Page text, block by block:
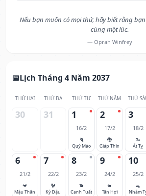
Nếu bạn muốn có mọi thứ, hãy biết rằng
cùng một lúc.
— Oprah Winfrey
Lịch Tháng 4 Năm 2037
THỨ HAI THỨ BA THỨ TƯ THỨ NĂM THỨ
30 31 1
16/2
🐈
Quý Mão
2
17/2
🐉
Giáp Thìn
3
18/2
🐍
Ất Tỵ
6
21/2
🐒
Mậu Thân
7
22/2
🐓
Kỷ Dậu
8
23/2
🐕
Canh Tuất
9
24/2
🐖
Tân Hợi
10
25/2
🐀
Nhâm